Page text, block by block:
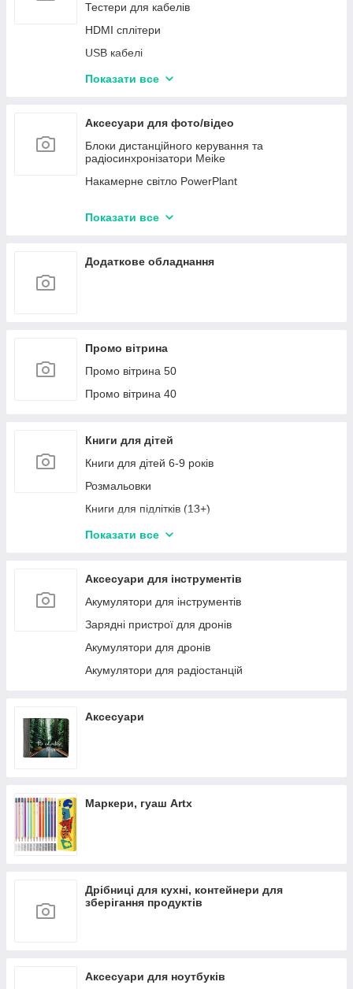
Тестери для кабелів
HDMI сплітери
USB кабелі
HDMI кабелі
Відео кабелі
Карти відеозахоплення
Показати все
Аксесуари для фото/відео
Блоки дистанційного керування та
радіосинхронізатори Meike
Накамерне світло PowerPlant
Показати все
Додаткове обладнання
Промо вітрина
Промо вітрина 50
Промо вітрина 40
Книги для дітей
Книги для дітей 6-9 років
Розмальовки
Книги для підлітків (13+)
Книги для дітей 1-3 роки
Навчальна та розвивальна дитяча література,
Показати все
Аксесуари для інструментів
Акумулятори для інструментів
Зарядні пристрої для дронів
Акумулятори для дронів
Акумулятори для радіостанцій
Аксесуари
Маркери, гуаш Artx
Дрібниці для кухні, контейнери для
зберігання продуктів
Аксесуари для ноутбуків